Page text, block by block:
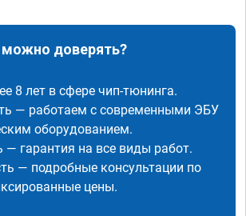
доверять?
8 лет в сфере чип-тюнинга.
— работаем с современными ЭБУ
оборудованием.
— гарантия на все виды работ.
— подробные консультации по
цены.